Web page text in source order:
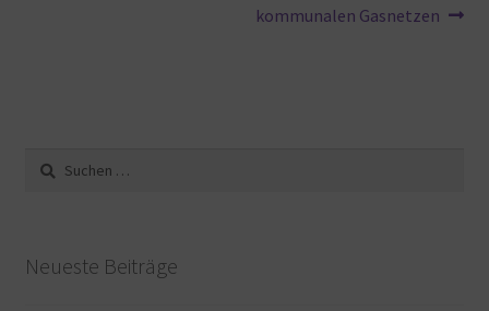
kommunalen Gasnetzen
Suche
nach:
Neueste Beiträge